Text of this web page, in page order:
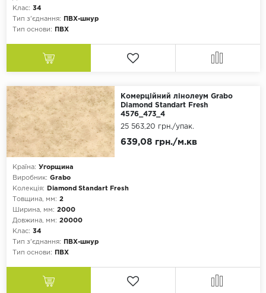
Клас: 34
Тип з'єднання:
ПВХ-шнур
Тип основи:
ПВХ
Комерційний лінолеум Grabo
Diamond Standart Fresh
4576_473_4
Країна: Угорщина
Виробник: Grabo
Колекція:
Diamond Standart Fresh
Товщина, мм: 2
Ширина, мм: 2000
Довжина, мм: 20000
Клас: 34
Тип з'єднання:
ПВХ-шнур
Тип основи:
ПВХ
639,08 грн./м.кв
25 563,20 грн./упак.